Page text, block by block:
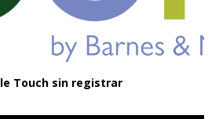
Touch sin registrar